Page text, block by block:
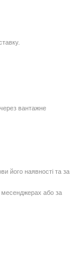
вантажне
його наявності та за
месенджерах або за